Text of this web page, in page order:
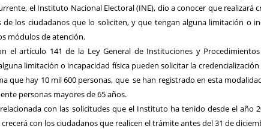
el Instituto Nacional Electoral (INE), dio a conocer que realizará
de los ciudadanos que lo soliciten, y que tengan alguna limitación o
módulos de atención.
el artículo 141 de la Ley General de Instituciones y Procedimientos
limitación o incapacidad física pueden solicitar la
que hay 10 mil 600 personas, que se han registrado en esta
personas mayores de 65 años.
con las solicitudes que el Instituto ha tenido desde el año
con los ciudadanos que realicen el trámite antes del 31 de